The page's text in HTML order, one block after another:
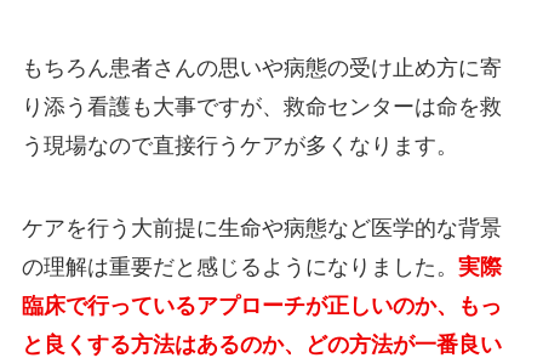
もちろん患者さんの思いや病態の受け止め方に寄
り添う看護も大事ですが、救命センターは命を救
う現場なので直接行うケアが多くなります。
ケアを行う大前提に生命や病態など医学的な背景
の理解は重要だと感じるようになりました。 実際
臨床で行っているアプローチが正しいのか、もっ
と良くする方法はあるのか、どの方法が一番良い